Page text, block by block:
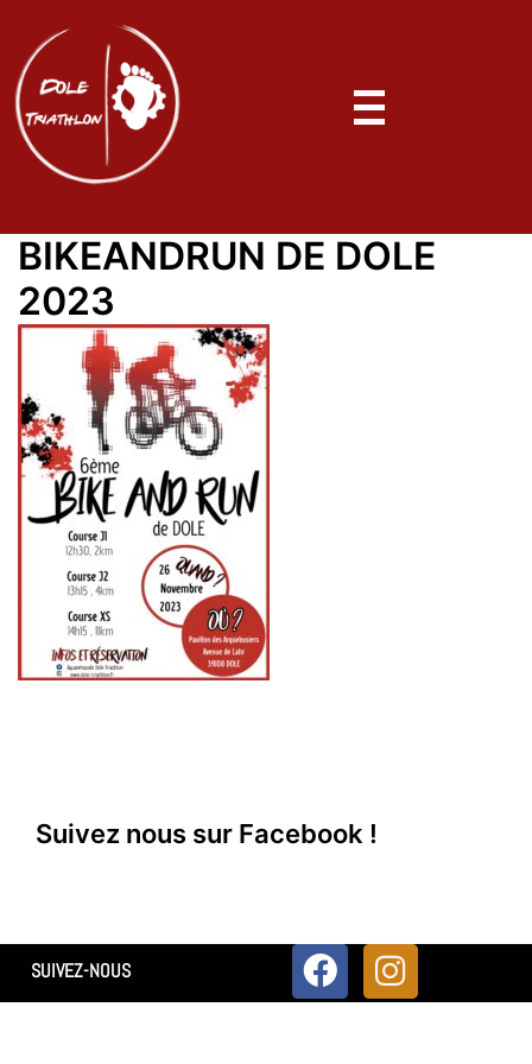
BIKEANDRUN DE DOLE
2023
Suivez nous sur Facebook !
SUIVEZ-NOUS